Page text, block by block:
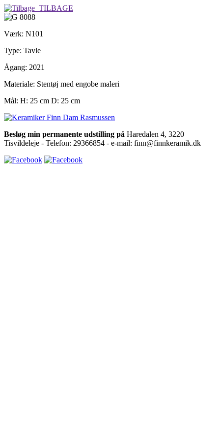
TILBAGE
Værk: N101
Type: Tavle
Ågang: 2021
Materiale: Stentøj med engobe maleri
Mål: H: 25 cm D: 25 cm
Besløg min permanente udstilling på Haredalen 4, 3220
Tisvildeleje - Telefon: 29366854 - e-mail: finn@finnkeramik.dk